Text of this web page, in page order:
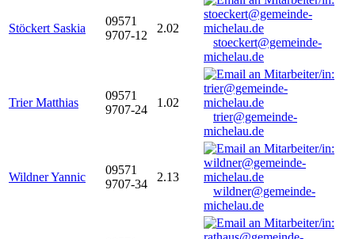
Stöckert Saskia
09571
9707-12
2.02
stoeckert@gemeinde-
michelau.de
Trier Matthias
09571
9707-24
1.02
trier@gemeinde-
michelau.de
Wildner Yannic
09571
9707-34
2.13
wildner@gemeinde-
michelau.de